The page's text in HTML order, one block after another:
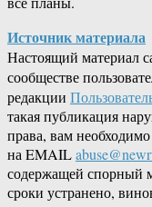
Источник материала
Настоящий материал
сообществе
редакции
такая публикация
права, вам
на EMAIL
содержащей спорный
сроки устранено,